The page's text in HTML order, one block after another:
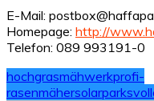
E-Mail:
Homepage: http://
Telefon: 089 993191-0
hochgrasmähwerkprofi-
rasenmähersolarparks